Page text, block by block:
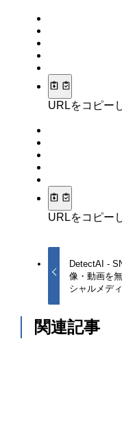
URLをコピー
URLをコピー
DetectAI -
像・動画を
シャルメデ
関連記事